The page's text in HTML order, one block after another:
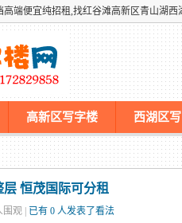
端便宜纯招租,找红谷滩高新区青山湖
高新区写字楼 西湖区
主机仿牌服务器,国外欧洲荷兰
恒茂国际可分租
围观 | 已有 0 人发表了看法